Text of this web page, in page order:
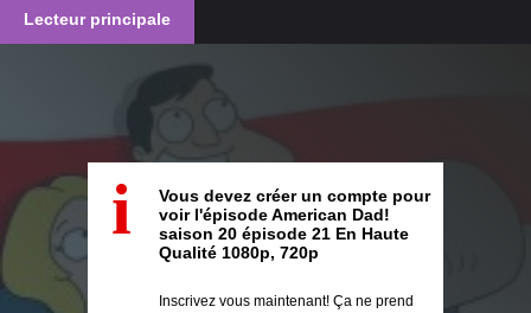
Lecteur principale
i
Vous devez créer un compte pour
voir l'épisode American Dad!
saison 20 épisode 21 En Haute
Qualité 1080p, 720p
Inscrivez vous maintenant! Ça ne prend